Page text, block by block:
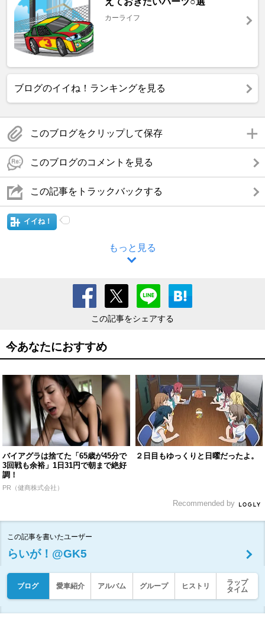
カーライフ
ブログのイイね！ランキングを見る
このブログをクリップして保存
このブログのコメントを見る
この記事をトラックバックする
イイね！
もっと見る
この記事をシェアする
今あなたにおすすめ
バイアグラは捨てた「65歳が45分で
3回戦も余裕」1日31円で朝まで絶好
調！
PR（健商株式会社）
２日目もゆっくりと日曜だったよ。
Recommended by
この記事を書いたユーザー
らいが！@GK5
ブログ 愛車紹介 アルバム グループ ヒストリ
ラップ
タイム